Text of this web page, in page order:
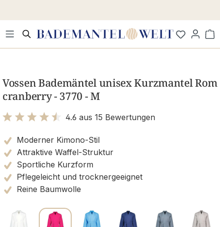
Vossen Bademäntel unisex Kurzmantel Rom
cranberry - 3770 - M
4.6 aus 15 Bewertungen
Moderner Kimono-Stil
Attraktive Waffel-Struktur
Sportliche Kurzform
Pflegeleicht und trocknergeeignet
Reine Baumwolle